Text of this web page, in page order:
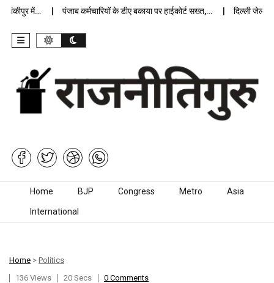
में… पंजाब कर्मचारियों के डीए बकाया पर हाईकोर्ट सख्त,… दिल्ली जेलों में
Skip to content
Home BJP Congress Metro Asia
International
Home > Politics
136 Views
20 Secs 0 Comments